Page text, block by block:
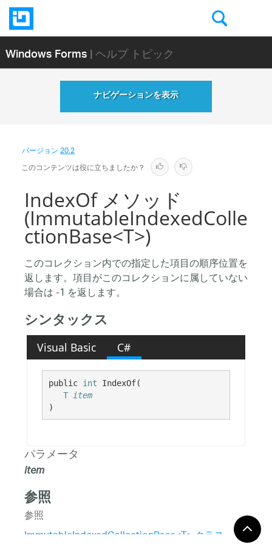
Windows Forms| ヘルプ トピック
ナビゲーションを表示
バージョン20.2
このコンテンツは役に立ちましたか？
IndexOf メソッド
(ImmutableIndexedColle
ctionBase<T>)
このコレクション内での指定した項目の順序位置を
返します。項目がこのコレクションに属していない
場合は -1 を返します。
シンタックス
Visual Basic C#
public int IndexOf(
T
item
)
パラメータ
item
参照
参照
ImmutableIndexedCollectionBase<T> クラス